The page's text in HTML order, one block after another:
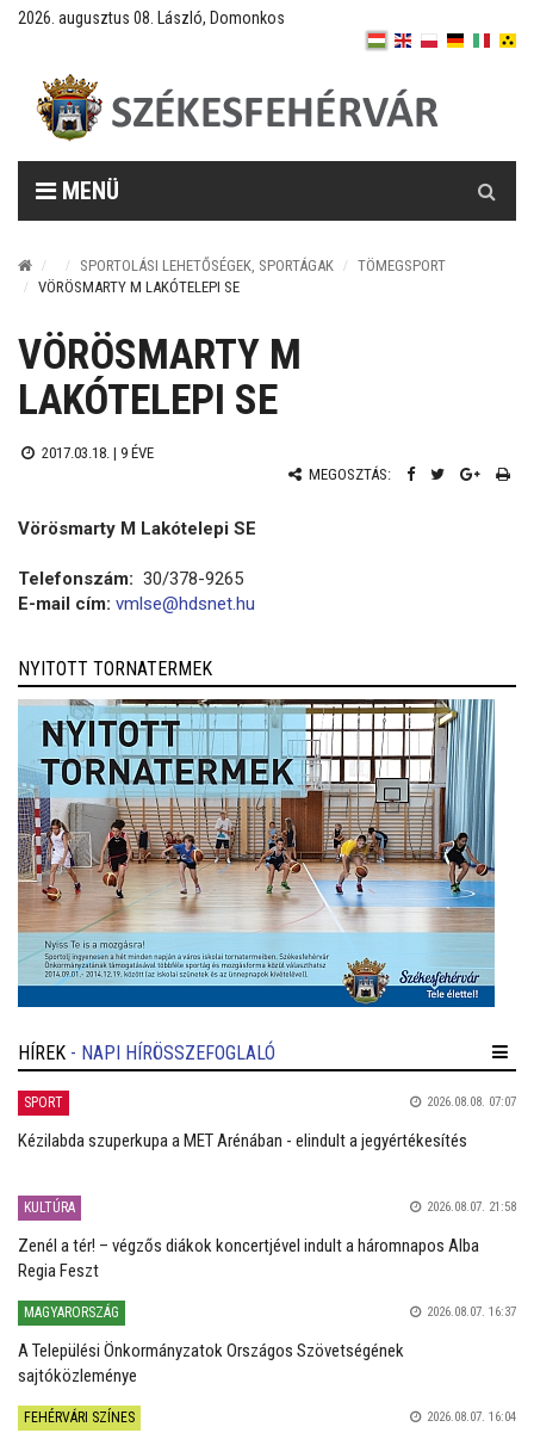
2026. augusztus 08. László, Domonkos
MENÜ
SPORTOLÁSI LEHETŐSÉGEK, SPORTÁGAK
TÖMEGSPORT
VÖRÖSMARTY M LAKÓTELEPI SE
VÖRÖSMARTY M
LAKÓTELEPI SE
2017.03.18. | 9 ÉVE
MEGOSZTÁS:
Vörösmarty M Lakótelepi SE
Telefonszám: 30/378-9265
E-mail cím: vmlse@hdsnet.hu
NYITOTT TORNATERMEK
HÍREK - NAPI HÍRÖSSZEFOGLALÓ
SPORT 2026.08.08. 07:07
Kézilabda szuperkupa a MET Arénában - elindult a jegyértékesítés
KULTÚRA 2026.08.07. 21:58
Zenél a tér! – végzős diákok koncertjével indult a háromnapos Alba
Regia Feszt
MAGYARORSZÁG 2026.08.07. 16:37
A Települési Önkormányzatok Országos Szövetségének
sajtóközleménye
FEHÉRVÁRI SZÍNES 2026.08.07. 16:04